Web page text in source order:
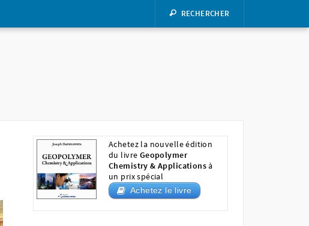
RECHERCHER
Achetez la nouvelle édition
du livre Geopolymer
Chemistry & Applicationsà
un prix spécial
Achetez le livre